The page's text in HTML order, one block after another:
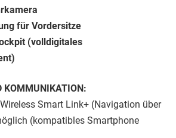
für Vordersitze
(volldigitales
KOMMUNIKATION:
Smart Link+ (Navigation über
(kompatibles Smartphone